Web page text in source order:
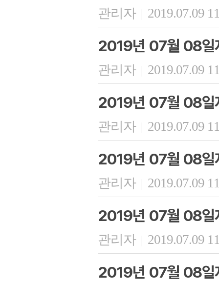
관리자 | 2019.07.09
2019년 07월 08일
관리자 | 2019.07.09
2019년 07월 08일
관리자 | 2019.07.09
2019년 07월 08일
관리자 | 2019.07.09
2019년 07월 08일
관리자 | 2019.07.09
2019년 07월 08일